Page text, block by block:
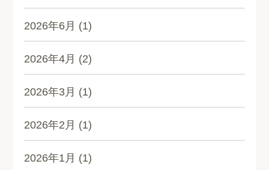
2026年6月 (1)
2026年4月 (2)
2026年3月 (1)
2026年2月 (1)
2026年1月 (1)